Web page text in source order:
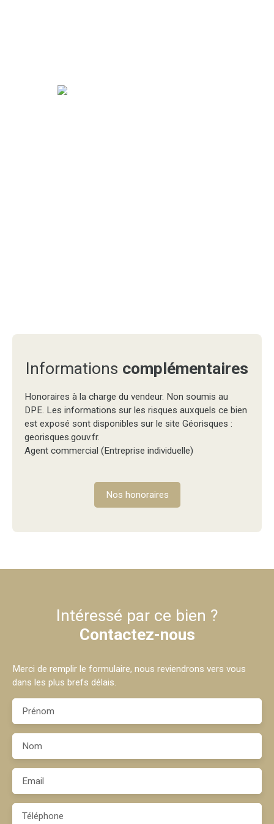
Informations complémentaires
Honoraires à la charge du vendeur. Non soumis au
DPE. Les informations sur les risques auxquels ce bien
est exposé sont disponibles sur le site Géorisques :
georisques.gouv.fr.
Agent commercial (Entreprise individuelle)
Nos honoraires
Intéressé par ce bien ?
Contactez-nous
Merci de remplir le formulaire, nous reviendrons vers vous
dans les plus brefs délais.
Prénom
Nom
Email
Téléphone